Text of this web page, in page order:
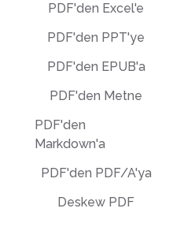
PDF'den Excel'e
PDF'den PPT'ye
PDF'den EPUB'a
PDF'den Metne
PDF'den
Markdown'a
PDF'den PDF/A'ya
Deskew PDF